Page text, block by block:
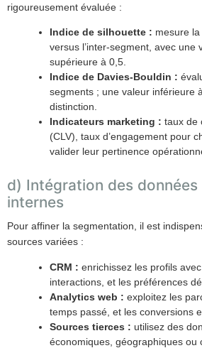
rigoureusement évaluée :
Indice de silhouette : mesure
versus l’inter-segment, avec une
supérieure à 0,5.
Indice de Davies-Bouldin :
segments ; une valeur inférieure
distinction.
Indicateurs marketing : taux de
(CLV), taux d’engagement pour
valider leur pertinence
d) Intégration des
internes
Pour affiner la segmentation, il est
sources variées :
CRM : enrichissez les profils
interactions, et les préférences
Analytics web : exploitez les
temps passé, et les conversions
Sources tierces : utilisez des
économiques, géographiques ou